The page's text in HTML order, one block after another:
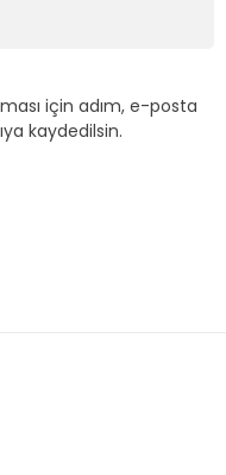
için adım, e-posta
kaydedilsin.